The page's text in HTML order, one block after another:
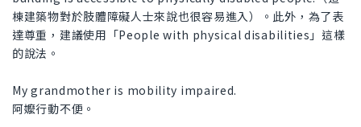
棟建築物對於肢體障礙人士來說也很容易進入）。此外，為了表
達尊重，建議使用「People with physical disabilities」這樣
的說法。
My grandmother is mobility impaired.
阿嬤行動不便。